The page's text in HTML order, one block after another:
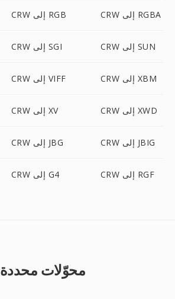
CRW إلى RGB CRW إلى RGBA
CRW إلى SGI CRW إلى SUN
CRW إلى VIFF CRW إلى XBM
CRW إلى XV CRW إلى XWD
CRW إلى JBG CRW إلى JBIG
CRW إلى G4 CRW إلى RGF
محوّلات محددة